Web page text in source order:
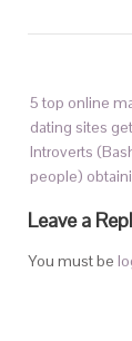
5 top online
dating sites
Introverts
people)
Leave a
You must be